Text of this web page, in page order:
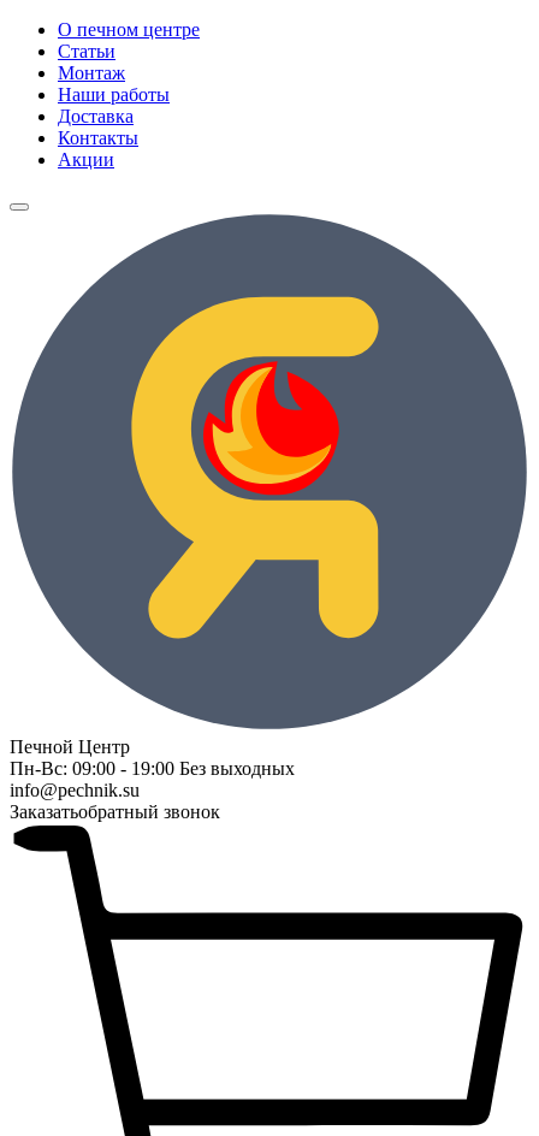
О печном центре
Статьи
Монтаж
Наши работы
Доставка
Контакты
Акции
Печной Центр
Пн-Вс: 09:00 - 19:00 Без выходных
info@pechnik.su
Заказатьобратный звонок